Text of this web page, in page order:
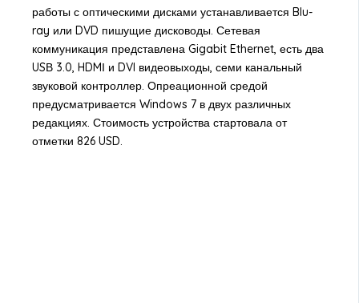
работы с оптическими дисками устанавливается Blu-
ray или DVD пишущие дисководы. Сетевая
коммуникация представлена Gigabit Ethernet, есть два
USВ 3.0, HDMІ и DVI видеовыходы, семи канальный
звуковой контроллер. Опреационной средой
предусматривается Windows 7 в двух различных
редакциях. Стоимость устройства стартовала от
отметки 826 USD.